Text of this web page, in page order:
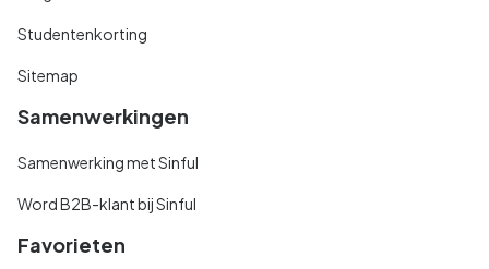
Studentenkorting
Sitemap
Samenwerkingen
Samenwerking met Sinful
Word B2B-klant bij Sinful
Favorieten